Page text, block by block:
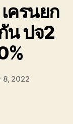
ครนยก
น ปจ2
8, 2022